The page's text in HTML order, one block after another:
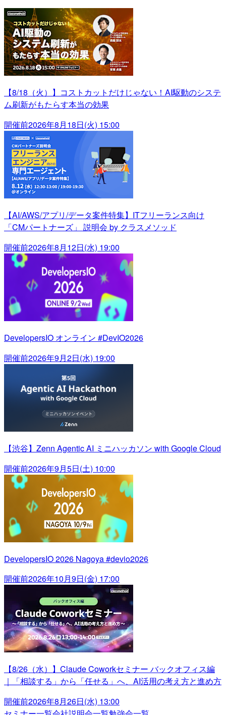
【8/18（火）】コストカットだけじゃない！AI駆動のシステ
ム刷新がもたらす本当の効果
開催前2026年8月18日(火) 15:00
【AI/AWS/アプリ/データ案件特集】ITフリーランス向け
「CMパートナーズ」 説明会 by クラスメソッド
開催前2026年8月12日(水) 19:00
DevelopersIO オンライン #DevIO2026
開催前2026年9月2日(水) 19:00
【渋谷】Zenn Agentic AI ミニハッカソン with Google Cloud
開催前2026年9月5日(土) 10:00
DevelopersIO 2026 Nagoya #devio2026
開催前2026年10月9日(金) 17:00
【8/26（水）】Claude Coworkセミナー バックオフィス編
｜「相談する」から「任せる」へ、AI活用の考え方と進め方
開催前2026年8月26日(水) 13:00